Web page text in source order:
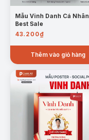
Mẫu Vinh Danh Cá Nhân
Best Sale
43.200₫
Thêm vào giỏ hàng